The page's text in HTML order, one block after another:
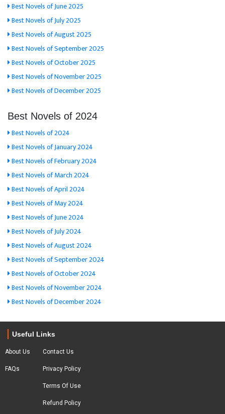
Best Novels of June 2025
Best Novels of July 2025
Best Novels of August 2025
Best Novels of September 2025
Best Novels of October 2025
Best Novels of November 2025
Best Novels of December 2025
Best Novels of 2024
Best Novels of 2024
Best Novels of January 2024
Best Novels of February 2024
Best Novels of March 2024
Best Novels of April 2024
Best Novels of May 2024
Best Novels of June 2024
Best Novels of July 2024
Best Novels of August 2024
Best Novels of September 2024
Best Novels of October 2024
Best Novels of November 2024
Best Novels of December 2024
Useful Links
About Us
FAQs
Contact Us
Privacy Policy
Terms Of Use
Refund Policy